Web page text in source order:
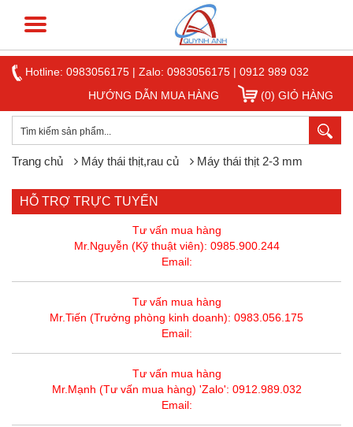
Hotline: 0983056175 | Zalo: 0983056175 | 0912 989 032
HƯỚNG DẪN MUA HÀNG
(0) GIỎ HÀNG
Trang chủ Máy thái thịt,rau củ Máy thái thịt 2-3 mm
HỖ TRỢ TRỰC TUYẾN
Tư vấn mua hàng
Mr.Nguyễn (Kỹ thuật viên): 0985.900.244
Email:
Tư vấn mua hàng
Mr.Tiến (Trưởng phòng kinh doanh): 0983.056.175
Email:
Tư vấn mua hàng
Mr.Mạnh (Tư vấn mua hàng) 'Zalo': 0912.989.032
Email: